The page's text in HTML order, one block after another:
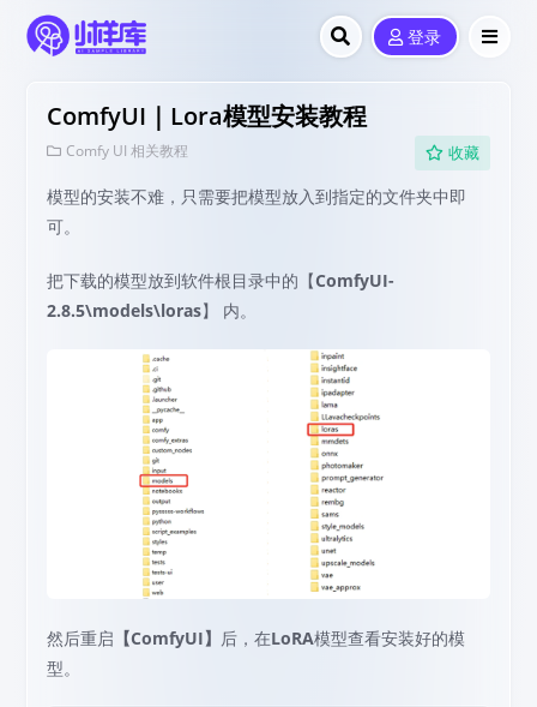
登录
ComfyUI｜Lora模型安装教程
Comfy UI 相关教程 收藏
模型的安装不难，只需要把模型放入到指定的文件夹中即
可。
把下载的模型放到软件根目录中的【ComfyUI-
2.8.5\models\loras】 内。
然后重启 【ComfyUI】 后，在LoRA模型查看安装好的模
型。